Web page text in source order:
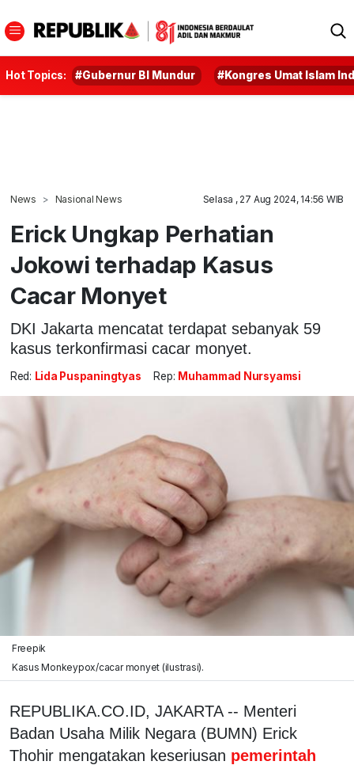
Hot Topics: #Gubernur BI Mundur #Kongres Umat Islam
News Nasional News Selasa , 27 Aug 2024, 14:56 WIB
Erick Ungkap Perhatian
Jokowi terhadap Kasus
Cacar Monyet
DKI Jakarta mencatat terdapat sebanyak 59
kasus terkonfirmasi cacar monyet.
Red: Lida Puspaningtyas Rep: Muhammad Nursyamsi
Freepik
Kasus Monkeypox/cacar monyet (ilustrasi).
REPUBLIKA.CO.ID, JAKARTA -- Menteri
Badan Usaha Milik Negara (BUMN) Erick
Thohir mengatakan keseriusan pemerintah